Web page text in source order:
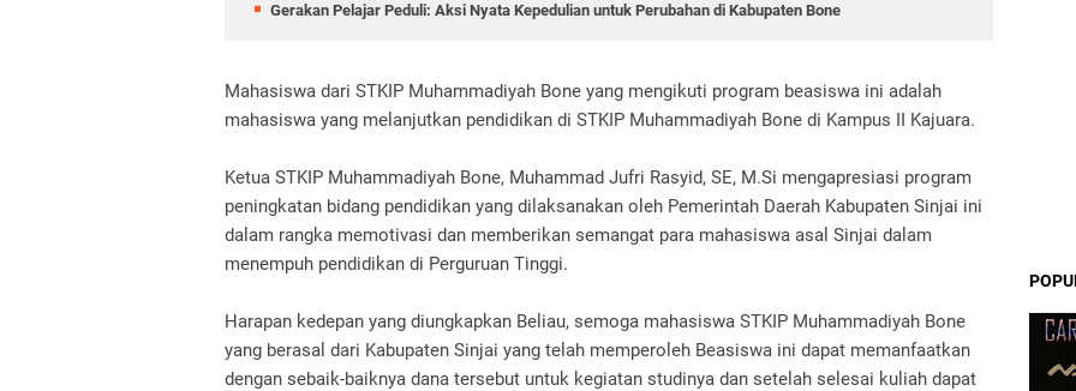
Gerakan Pelajar Peduli: Aksi Nyata Kepedulian untuk Perubahan di Kabupaten Bone
Mahasiswa dari STKIP Muhammadiyah Bone yang mengikuti program beasiswa ini adalah
mahasiswa yang melanjutkan pendidikan di STKIP Muhammadiyah Bone di Kampus II Kajuara.
Ketua STKIP Muhammadiyah Bone, Muhammad Jufri Rasyid, SE, M.Si mengapresiasi program
peningkatan bidang pendidikan yang dilaksanakan oleh Pemerintah Daerah Kabupaten Sinjai ini
dalam rangka memotivasi dan memberikan semangat para mahasiswa asal Sinjai dalam
menempuh pendidikan di Perguruan Tinggi.
Harapan kedepan yang diungkapkan Beliau, semoga mahasiswa STKIP Muhammadiyah Bone
yang berasal dari Kabupaten Sinjai yang telah memperoleh Beasiswa ini dapat memanfaatkan
dengan sebaik-baiknya dana tersebut untuk kegiatan studinya dan setelah selesai kuliah dapat